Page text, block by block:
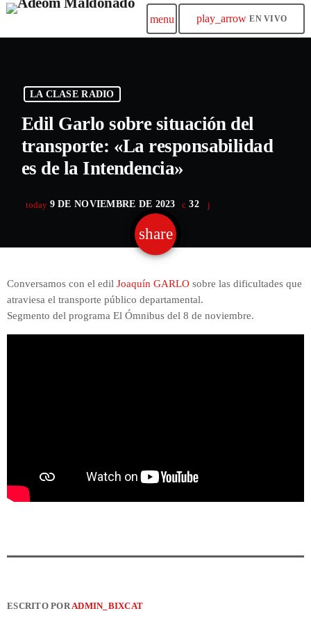
menu play_arrow EN VIVO
LA CLASE RADIO
Edil Garlo sobre situación del
transporte: «La responsabilidad
es de la Intendencia»
today 9 DE NOVIEMBRE DE 2023 32
share
email
Conversamos con el edil Joaquín GARLO sobre las dificultades que
atraviesa el transporte público departamental.
Segmento del programa El Ómnibus del 8 de noviembre.
ESCRITO POR ADMIN_BIXCAT